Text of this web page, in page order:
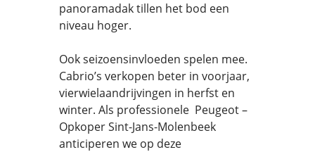
panoramadak tillen het bod een
niveau hoger.
Ook seizoensinvloeden spelen mee.
Cabrio’s verkopen beter in voorjaar,
vierwielaandrijvingen in herfst en
winter. Als professionele Peugeot –
Opkoper Sint-Jans-Molenbeek
anticiperen we op deze